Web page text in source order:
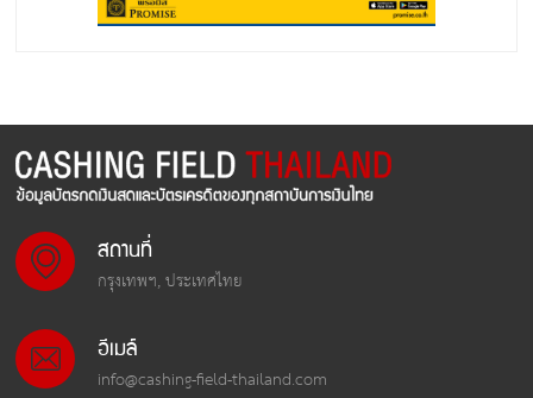
สถานที่
กรุงเทพฯ, ประเทศไทย
อีเมล์
info@cashing-field-thailand.com